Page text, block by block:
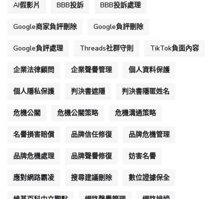
AI假影片 BBB投訴 BBB投訴處理
Google商家負評刪除 Google負評刪除
Google負評處理 Threads社群守則 TikTok負面內容
企業法律顧問 企業聲譽管理 個人資料保護
個人隱私保護 判決書遮隱 判決書隱匿姓名
危機公關 危機公關策略 危機溝通策略
名譽損害賠償 品牌信任修復 品牌危機管理
品牌危機處理 品牌聲譽修復 妨害名譽
應對網路霸凌 搜尋建議刪除 數位證據保全